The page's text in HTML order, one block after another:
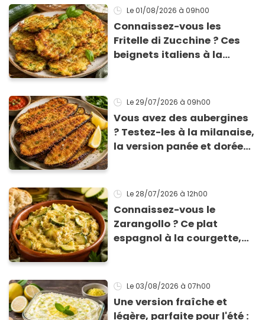
Le 01/08/2026 à 09h00
Connaissez-vous les
Fritelle di Zucchine ? Ces
beignets italiens à la
Le 29/07/2026 à 09h00
Vous avez des aubergines
? Testez-les à la milanaise,
la version panée et dorée
Le 28/07/2026 à 12h00
Connaissez-vous le
Zarangollo ? Ce plat
espagnol à la courgette,
Le 03/08/2026 à 07h00
Une version fraîche et
légère, parfaite pour l'été :